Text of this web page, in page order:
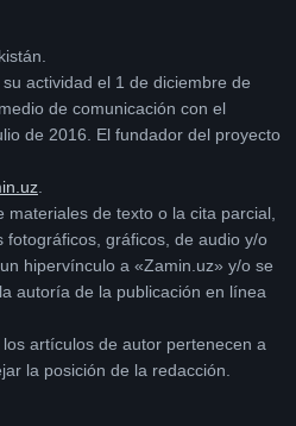
actividad el 1 de diciembre de
de comunicación con el
de 2016. El fundador del proyecto
de texto o la cita parcial,
gráficos, de audio y/o
hipervínculo a «Zamin.uz» y/o se
autoría de la publicación en línea
artículos de autor pertenecen a
la posición de la redacción.